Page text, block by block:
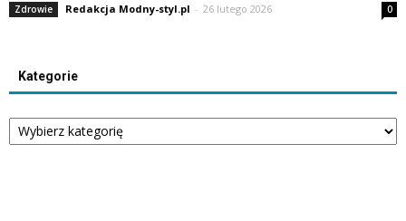
Zdrowie Redakcja Modny-styl.pl - 26 lutego 2026 0
Kategorie
Kategorie